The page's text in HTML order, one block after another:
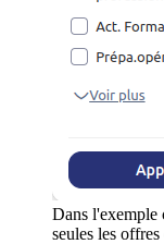
Dans l'exemple
seules les